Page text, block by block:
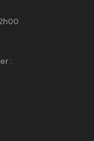
: